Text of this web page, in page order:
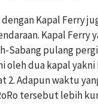
Kapal Ferry
Kapal Ferry
Sabang pulang
oleh dua kapal yakni
2. Adapun waktu
tersebut lebih